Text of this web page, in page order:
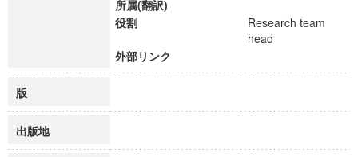
所属(翻訳)
役割
Research team
head
外部リンク
版
出版地